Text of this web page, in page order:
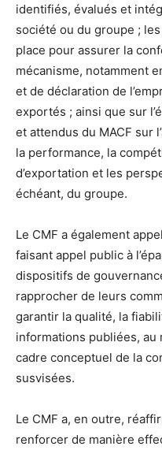
identifiés, évalués et
société ou du groupe ;
place pour assurer la
mécanisme, notamment
et de déclaration de
exportés ; ainsi que sur
et attendus du MACF sur
la performance, la
d’exportation et les
échéant, du groupe.
Le CMF a également
faisant appel public à
dispositifs de
rapprocher de leurs
garantir la qualité, la
informations publiées,
cadre conceptuel de la
susvisées.
Le CMF a, en outre,
renforcer de manière